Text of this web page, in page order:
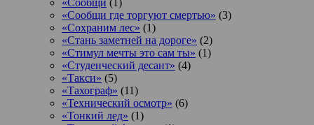
«Сообщи (1)
«Сообщи где торгуют смертью» (3)
«Сохраним лес» (1)
«Стань заметней на дороге» (2)
«Стимул мечты это сам ты» (1)
«Студенческий десант» (4)
«Такси» (5)
«Тахограф» (11)
«Технический осмотр» (6)
«Тонкий лед» (1)